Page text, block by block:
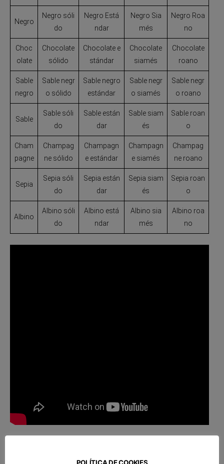
Negro
Negro sóli
do
Negro Está
ndar
Negro Sia
més
Negro Roa
no
Choc
olate
Chocolate
sólido
Chocolate e
stándar
Chocolate
siamés
Chocolate
roano
Sable
negro
Sable negr
o sólido
Sable negro
estándar
Sable negr
o siamés
Sable negr
o roano
Sable
Sable sóli
do
Sable están
dar
Sable siam
és
Sable roan
o
Cham
pagne
Champag
ne sólido
Champagn
e estándar
Champagn
e siamés
Champag
ne roano
Sepia
Sepia sóli
do
Sepia están
dar
Sepia siam
és
Sepia roan
o
Albino
Albino sóli
do
Albino está
ndar
Albino sia
més
Albino roa
no